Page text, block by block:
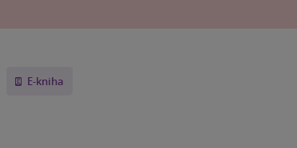
E-kniha